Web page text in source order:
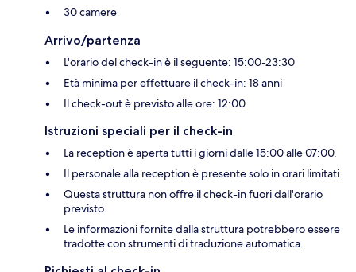
30 camere
Arrivo/partenza
L'orario del check-in è il seguente: 15:00-23:30
Età minima per effettuare il check-in: 18 anni
Il check-out è previsto alle ore: 12:00
Istruzioni speciali per il check-in
La reception è aperta tutti i giorni dalle 15:00 alle 07:00.
Il personale alla reception è presente solo in orari limitati.
Questa struttura non offre il check-in fuori dall'orario
previsto
Le informazioni fornite dalla struttura potrebbero essere
tradotte con strumenti di traduzione automatica.